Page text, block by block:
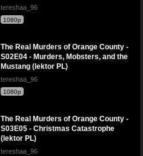
tereshaa_96
1080p
The Real Murders of Orange County -
S02E04 - Murders, Mobsters, and the
Mustang (lektor PL)
tereshaa_96
1080p
The Real Murders of Orange County -
S03E05 - Christmas Catastrophe
(lektor PL)
tereshaa_96